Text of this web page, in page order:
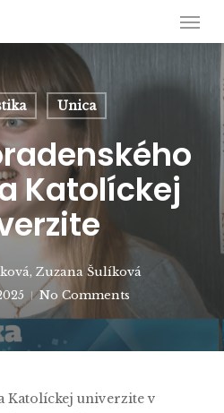
Unica
Katolíckej
,Zuzana Šulíková
No Comments
Katolíckej univerzite v